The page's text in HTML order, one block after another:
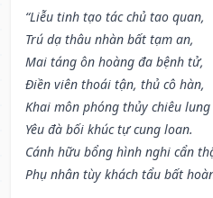
“Liễu tinh tạo tác chủ tao quan,
Trú dạ thâu nhàn bất tạm an,
Mai táng ôn hoàng đa bệnh tử,
Điền viên thoái tận, thủ cô hàn,
Khai môn phóng thủy chiêu lung
Yêu đà bối khúc tự cung loan.
Cánh hữu bổng hình nghi cẩn
Phụ nhân tùy khách tẩu bất